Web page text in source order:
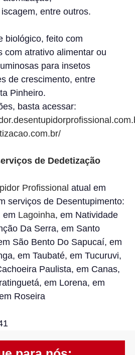
entre outros.
biológico, feito com
com atrativo alimentar ou
para insetos
de crescimento, entre
Pinheiro.
basta acessar:
de Dedetização
Profissional atual em
serviços de Desentupimento:
em Lagoinha, em Natividade
Da Serra, em Santo
São Bento Do Sapucaí, em
em Taubaté, em Tucuruvi,
Paulista, em Canas,
em Lorena, em
Roseira